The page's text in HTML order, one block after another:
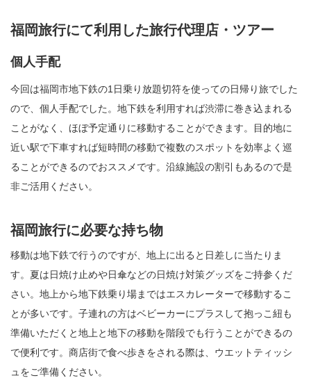
福岡旅行にて利用した旅行代理店・ツアー
個人手配
今回は福岡市地下鉄の1日乗り放題切符を使っての日帰り旅でした
ので、個人手配でした。地下鉄を利用すれば渋滞に巻き込まれる
ことがなく、ほぼ予定通りに移動することができます。目的地に
近い駅で下車すれば短時間の移動で複数のスポットを効率よく巡
ることができるのでおススメです。沿線施設の割引もあるので是
非ご活用ください。
福岡旅行に必要な持ち物
移動は地下鉄で行うのですが、地上に出ると日差しに当たりま
す。夏は日焼け止めや日傘などの日焼け対策グッズをご持参くだ
さい。地上から地下鉄乗り場まではエスカレーターで移動するこ
とが多いです。子連れの方はベビーカーにプラスして抱っこ紐も
準備いただくと地上と地下の移動を階段でも行うことができるの
で便利です。商店街で食べ歩きをされる際は、ウエットティッシ
ュをご準備ください。